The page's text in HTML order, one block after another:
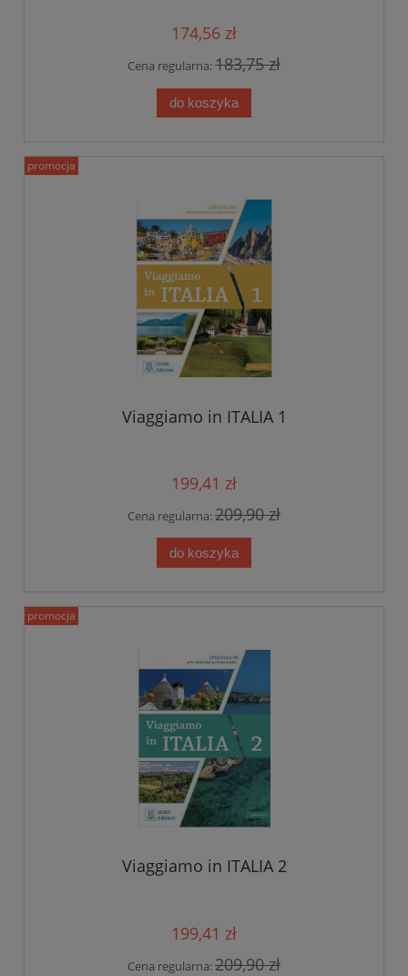
174,56 zł
Cena regularna:183,75 zł
do koszyka
Viaggiamo in ITALIA 1
199,41 zł
Cena regularna:209,90 zł
do koszyka
promocja
Viaggiamo in ITALIA 2
199,41 zł
Cena regularna:209,90 zł
promocja